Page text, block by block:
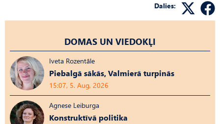
Dalies:
DOMAS UN VIEDOKĻI
Iveta Rozentāle
Piebalgā sākās, Valmierā turpinās
15:07, 5. Aug, 2026
Agnese Leiburga
Konstruktīvā politika